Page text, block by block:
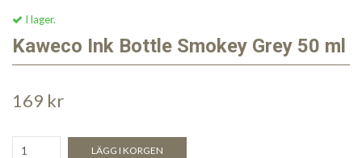
I lager.
Kaweco Ink Bottle Smokey Grey 50 ml
169 kr
LÄGG I KORGEN